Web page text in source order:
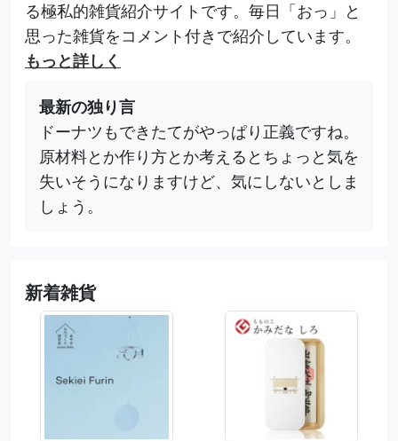
る極私的雑貨紹介サイトです。毎日「おっ」と
思った雑貨をコメント付きで紹介しています。
もっと詳しく
最新の独り言
ドーナツもできたてがやっぱり正義ですね。
原材料とか作り方とか考えるとちょっと気を
失いそうになりますけど、気にしないとしま
しょう。
新着雑貨